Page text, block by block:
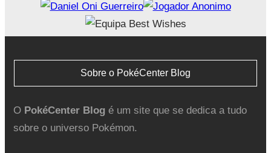
Sobre o PokéCenter Blog
O PokéCenter Blogé um site que se dedica a tudo
sobre o universo Pokémon.